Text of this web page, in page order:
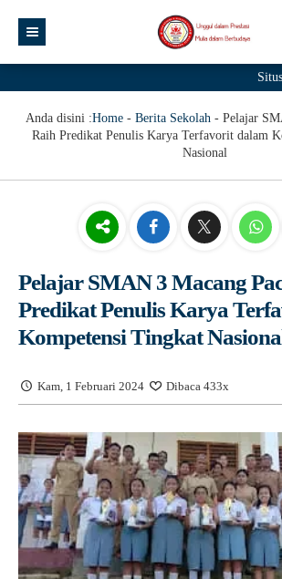
Situs
Anda disini :Home- Berita Sekolah- Pelajar
Raih Predikat Penulis Karya Terfavorit dalam
Nasional
Pelajar SMAN 3 Macang
Predikat Penulis Karya
Kompetensi Tingkat
Kam, 1 Februari 2024 Dibaca 433x